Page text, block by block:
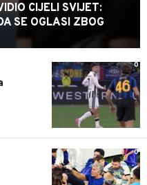
CIJELI SVIJET:
SE OGLASI ZBOG
0
0